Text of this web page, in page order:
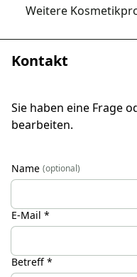
Weitere
Kontakt
Sie haben eine Frage
bearbeiten.
Name (optional)
E-Mail *
Betreff *